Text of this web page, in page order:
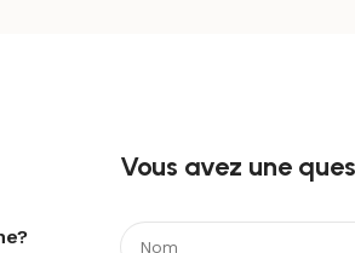
Vous avez une